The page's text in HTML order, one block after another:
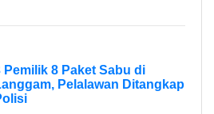
Pemilik 8 Paket Sabu di
Pelalawan Ditangkap